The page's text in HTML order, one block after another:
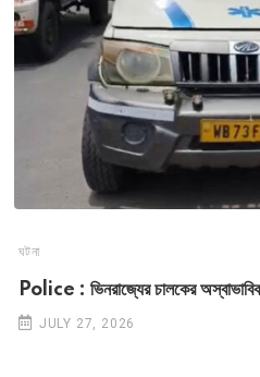
ঘটনা
Police : ভিনরাজ্যের চালকের
JULY 27, 2026